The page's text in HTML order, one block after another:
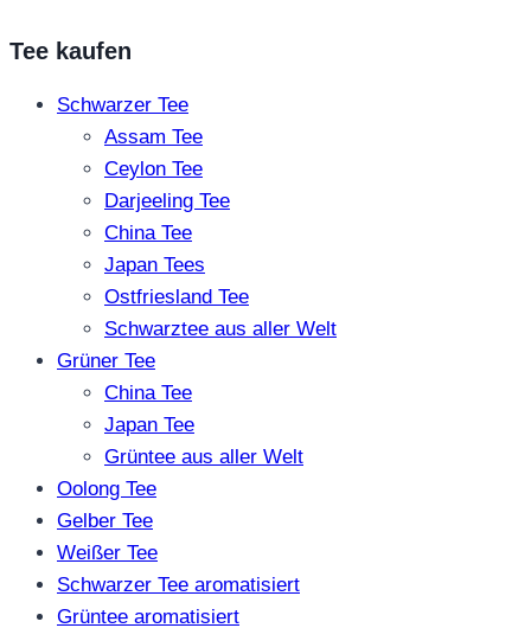
Tee kaufen
Schwarzer Tee
Assam Tee
Ceylon Tee
Darjeeling Tee
China Tee
Japan Tees
Ostfriesland Tee
Schwarztee aus aller Welt
Grüner Tee
China Tee
Japan Tee
Grüntee aus aller Welt
Oolong Tee
Gelber Tee
Weißer Tee
Schwarzer Tee aromatisiert
Grüntee aromatisiert